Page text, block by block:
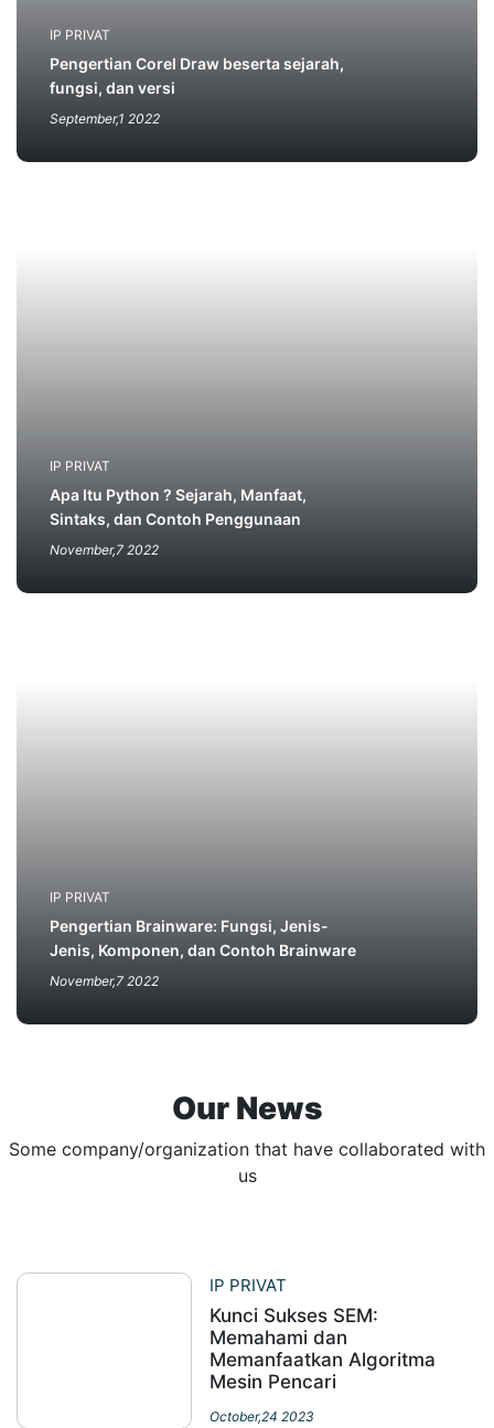
IP PRIVAT
Pengertian Corel Draw beserta sejarah,
fungsi, dan versi
September,1 2022
IP PRIVAT
Apa Itu Python ? Sejarah, Manfaat,
Sintaks, dan Contoh Penggunaan
November,7 2022
IP PRIVAT
Pengertian Brainware: Fungsi, Jenis-
Jenis, Komponen, dan Contoh Brainware
November,7 2022
Our News
Some company/organization that have collaborated with
us
IP PRIVAT
Kunci Sukses SEM:
Memahami dan
Memanfaatkan Algoritma
Mesin Pencari
October,24 2023